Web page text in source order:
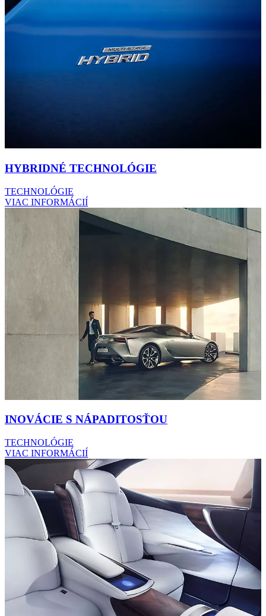
HYBRIDNÉ TECHNOLÓGIE
TECHNOLÓGIE
VIAC INFORMÁCIÍ
INOVÁCIE S NÁPADITOSŤOU
TECHNOLÓGIE
VIAC INFORMÁCIÍ